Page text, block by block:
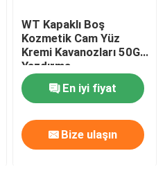
WT Kapaklı Boş
Kozmetik Cam Yüz
Kremi Kavanozları 50G
Yazdırma
En iyi fiyat
Bize ulaşın